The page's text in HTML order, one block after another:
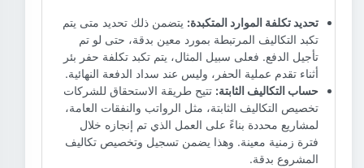
تحديد تكلفة الموارد المتكبدة: يتضمن ذلك تحديد متى يتم
تكبد التكاليف المرتبطة بمورد معين بدقة، حتى لو تم
تأجيل الدفع. فعلى سبيل المثال، يتم تكبد تكلفة حفر بئر
أثناء تقدم عملية الحفر، وليس عند سداد الدفعة النهائية.
حساب التكاليف الثابتة: تتيح طريقة الاستحقاق للشركات
تخصيص التكاليف الثابتة، مثل الرواتب والنفقات العامة،
لمشاريع محددة بناءً على العمل الذي تم إنجازه خلال
فترة زمنية معينة. وهذا يضمن تسجيل وتخصيص تكاليف
المشروع بدقة.